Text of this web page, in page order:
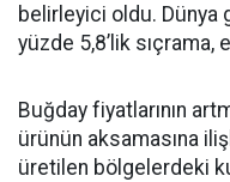
belirleyici oldu. Dünya
yüzde 5,8’lik sıçrama,
Buğday fiyatlarının
ürünün aksamasına
üretilen bölgelerdeki